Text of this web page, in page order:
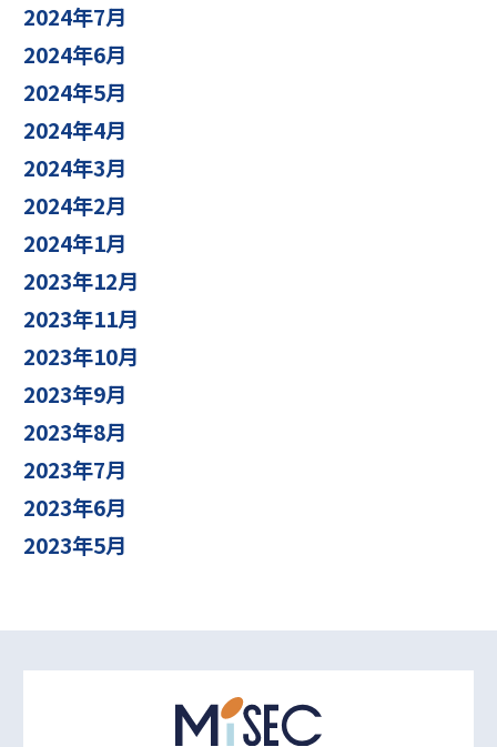
2024年7月
2024年6月
2024年5月
2024年4月
2024年3月
2024年2月
2024年1月
2023年12月
2023年11月
2023年10月
2023年9月
2023年8月
2023年7月
2023年6月
2023年5月